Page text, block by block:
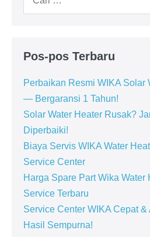
Pos-pos Terbaru
Perbaikan Resmi WIKA Solar
— Bergaransi 1 Tahun!
Solar Water Heater Rusak?
Diperbaiki!
Biaya Servis WIKA Water
Service Center
Harga Spare Part Wika Water
Service Terbaru
Service Center WIKA Cepat &
Hasil Sempurna!